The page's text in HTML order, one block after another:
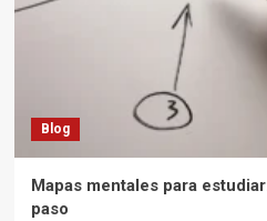
Blog
Mapas mentales para
paso